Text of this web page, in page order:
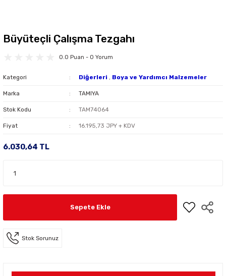
Büyüteçli Çalışma Tezgahı
0.0 Puan - 0 Yorum
Kategori Diğerleri , Boya ve Yardımcı Malzemeler
Marka TAMIYA
Stok Kodu TAM74064
Fiyat 16.195,73 JPY + KDV
6.030,64 TL
Sepete Ekle
Stok Sorunuz